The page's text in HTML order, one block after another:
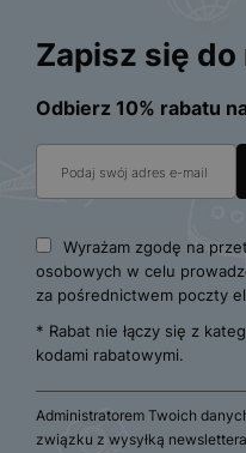
Zapisz się
Odbierz 10% rabatu
Wyrażam zgodę na
osobowych w celu
za pośrednictwem poczty
* Rabat nie łączy się z
kodami rabatowymi.
Administratorem Twoich
związku z wysyłką